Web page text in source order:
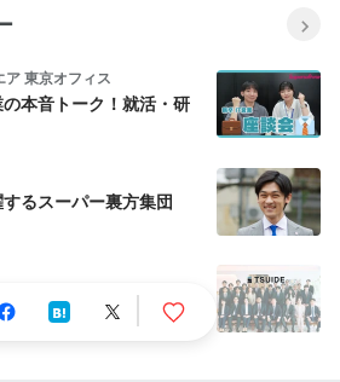
東京オフィス
の本音トーク！就活・研
るスーパー裏方集団
社？